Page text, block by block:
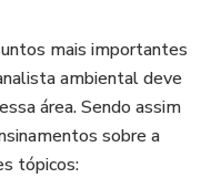
mais importantes
ambiental deve
área. Sendo assim
sobre a
tópicos: